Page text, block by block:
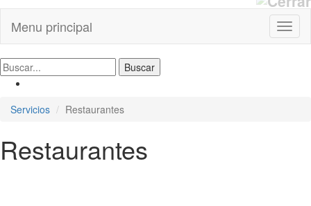
Menu principal
Servicios Restaurantes
Restaurantes